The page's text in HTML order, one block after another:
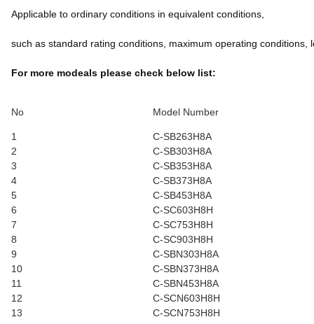
Applicable to ordinary conditions in equivalent conditions,
such as standard rating conditions, maximum operating conditions,
For more modeals please check below list:
No Model Number
1
C-SB263H8A
2
C-SB303H8A
3
C-SB353H8A
4
C-SB373H8A
5
C-SB453H8A
6
C-SC603H8H
7
C-SC753H8H
8
C-SC903H8H
9
C-SBN303H8A
10
C-SBN373H8A
11
C-SBN453H8A
12
C-SCN603H8H
13
C-SCN753H8H